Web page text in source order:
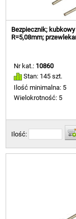
Bezpiecznik; kubkowy
R=5,08mm;
Nr kat.: 10860
Stan: 145 szt.
Ilość minimalna: 5
Wielokrotność: 5
Ilość: